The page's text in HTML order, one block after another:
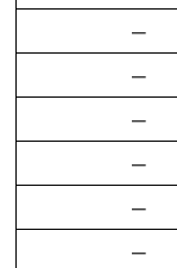
–
–
–
–
–
–